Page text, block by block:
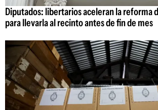
Diputados: libertarios aceleran la reforma
para llevarla al recinto antes de fin de mes